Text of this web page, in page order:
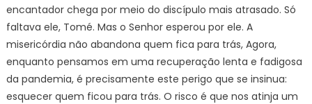
encantador chega por meio do discípulo mais atrasado. Só
faltava ele, Tomé. Mas o Senhor esperou por ele. A
misericórdia não abandona quem fica para trás, Agora,
enquanto pensamos em uma recuperação lenta e fadigosa
da pandemia, é precisamente este perigo que se insinua:
esquecer quem ficou para trás. O risco é que nos atinja um